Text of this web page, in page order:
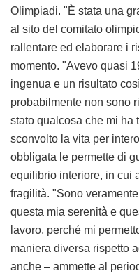
Olimpiadi. "È stata una
al sito del comitato
rallentare ed elaborare i
momento. "Avevo quasi
ingenua e un risultato
probabilmente non sono
stato qualcosa che mi ha
sconvolto la vita per
obbligata le permette di
equilibrio interiore, in cui
fragilità. "Sono
questa mia serenità e
lavoro, perché mi
maniera diversa rispetto
anche – ammette al